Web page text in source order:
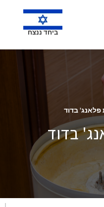
ביחד ננצח
בדוד
בדוד